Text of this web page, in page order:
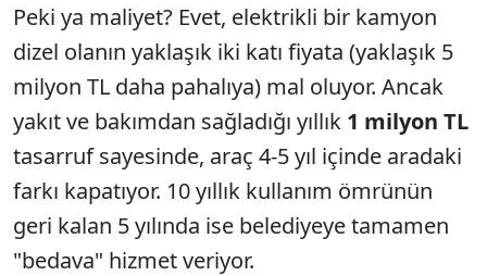
Peki ya maliyet? Evet, elektrikli bir kamyon
dizel olanın yaklaşık iki katı fiyata (yaklaşık 5
milyon TL daha pahalıya) mal oluyor. Ancak
yakıt ve bakımdan sağladığı yıllık 1 milyon TL
tasarruf sayesinde, araç 4-5 yıl içinde aradaki
farkı kapatıyor. 10 yıllık kullanım ömrünün
geri kalan 5 yılında ise belediyeye tamamen
"bedava" hizmet veriyor.